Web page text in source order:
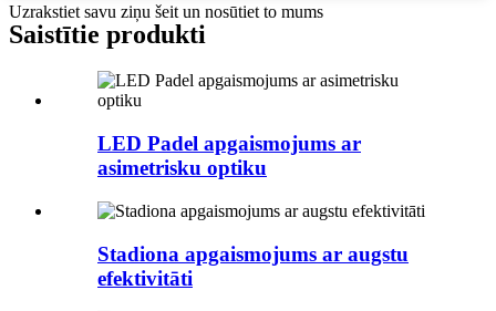
Uzrakstiet savu ziņu šeit un nosūtiet to mums
Saistītie produkti
LED Padel apgaismojums ar
asimetrisku optiku
Stadiona apgaismojums ar augstu
efektivitāti